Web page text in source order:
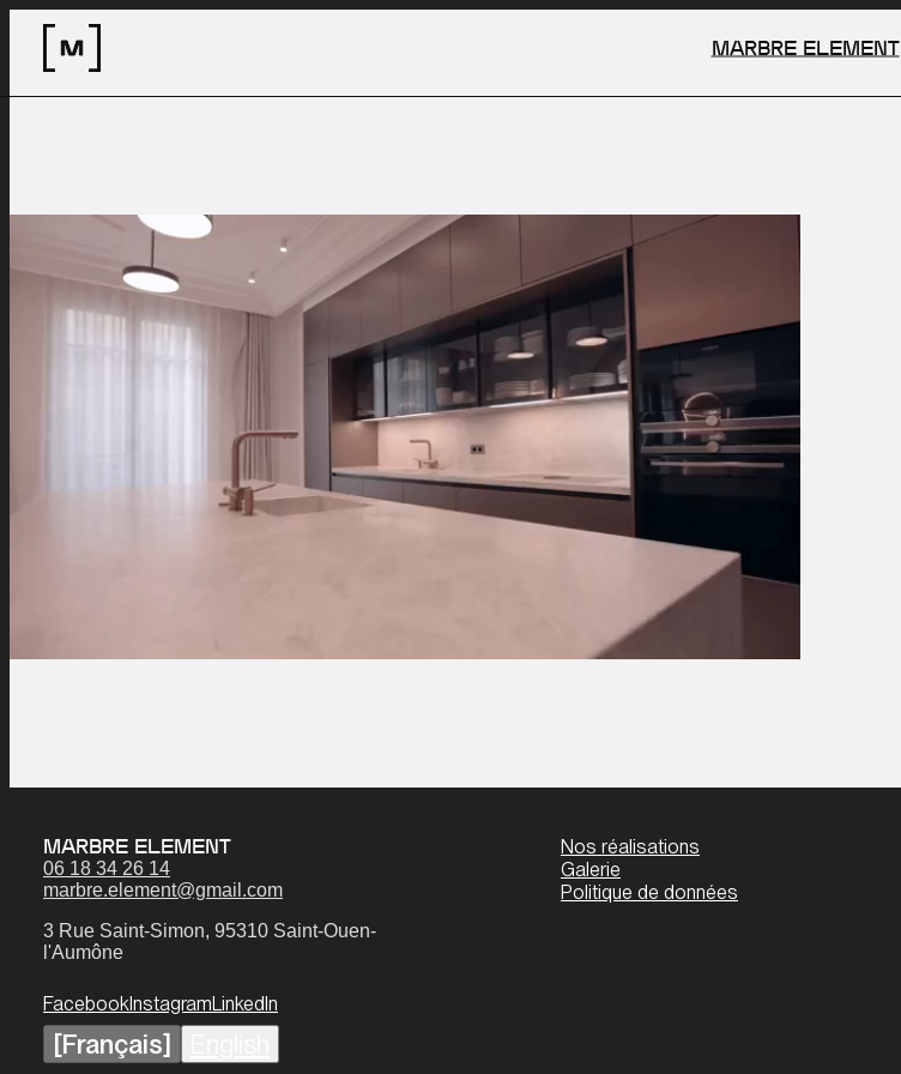
MARBRE ELEMENT
Voir plus
Ouen-l'Aumône
+33 (0)6 18 34 26 14
Facebook Instagram
ENVOYER
PRENDRE RENDEZ-VOUS
MARBRE ELEMENT
06 18 34 26 14
marbre.element@gmail.com
3 Rue Saint-Simon, 95310 Saint-Ouen-
l'Aumône
FacebookInstagramLinkedIn
[Français]
Nos réalisations
Galerie
Politique de données